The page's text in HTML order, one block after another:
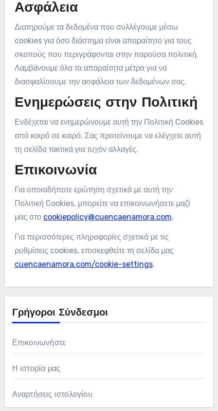
Ασφάλεια
Διατηρούμε τα δεδομένα που συλλέγουμε μέσω
cookies για όσο διάστημα είναι απαραίτητο για τους
σκοπούς που περιγράφονται στην παρούσα πολιτική.
Λαμβάνουμε όλα τα απαραίτητα μέτρα για να
διασφαλίσουμε την ασφάλεια των δεδομένων σας.
Ενημερώσεις στην Πολιτική
Ενδέχεται να ενημερώνουμε αυτή την Πολιτική Cookies
από καιρό σε καιρό. Σας προτείνουμε να ελέγχετε αυτή
τη σελίδα τακτικά για τυχόν αλλαγές.
Επικοινωνία
Για οποιαδήποτε ερώτηση σχετικά με αυτή την
Πολιτική Cookies, μπορείτε να επικοινωνήσετε μαζί
μας στο cookiepolicy@cuencaenamora.com.
Για περισσότερες πληροφορίες σχετικά με τις
ρυθμίσεις cookies, επισκεφθείτε τη σελίδα μας
cuencaenamora.com/cookie-settings.
Γρήγοροι Σύνδεσμοι
Επικοινωνήστε
Η ιστορία μας
Αναρτήσεις ιστολογίου